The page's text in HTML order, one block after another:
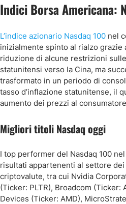
Indici Borsa Americana:
L’indice azionario Nasdaq 100 nel
inizialmente spinto al rialzo grazie
riduzione di alcune restrizioni
statunitensi verso la Cina, ma
trasformato in un periodo di
tasso d’inflazione statunitense, il
aumento dei prezzi al
Migliori titoli Nasdaq oggi
I top performer del Nasdaq 100
risultati appartenenti al settore
criptovalute, tra cui Nvidia
(Ticker: PLTR), Broadcom (Ticker:
Devices (Ticker: AMD),